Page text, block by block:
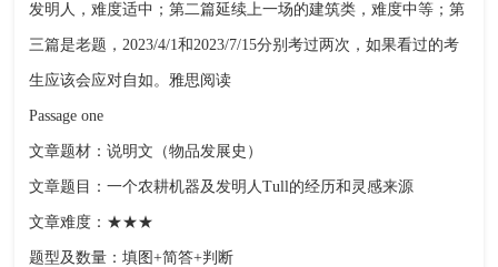
发明人，难度适中；第二篇延续上一场的建筑类，难度中等；第
三篇是老题，2023/4/1和2023/7/15分别考过两次，如果看过的考
生应该会应对自如。雅思阅读
Passage one
文章题材：说明文（物品发展史）
文章题目：一个农耕机器及发明人Tull的经历和灵感来源
文章难度：★★★
题型及数量：填图+简答+判断